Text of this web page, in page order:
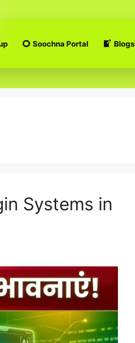
Soochna Portal Blogs
Systems in